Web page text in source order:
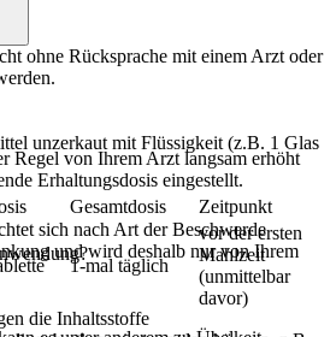
ohne Rücksprache mit einem Arzt oder
unzerkaut mit Flüssigkeit (z.B. 1 Glas
sich nach Art der Beschwerde
und wird deshalb nur von Ihrem
Regel von Ihrem Arzt langsam erhöht
Erhaltungsdosis eingestellt.
Gesamtdosis Zeitpunkt
1-mal täglich
vor der ersten
Mahlzeit
(unmittelbar
davor)
die Inhaltsstoffe